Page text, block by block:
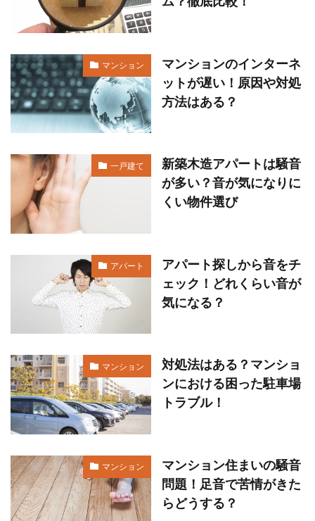
マンション
マンションのインターネ
ットが遅い！原因や対処
方法はある？
一戸建て
新築木造アパートは騒音
が多い？音が気になりに
くい物件選び
アパート
アパート探しから音をチ
ェック！どれくらい音が
気になる？
マンション
対処法はある？マンショ
ンにおける困った駐車場
トラブル！
マンション
マンション住まいの騒音
問題！足音で苦情がきた
らどうする？